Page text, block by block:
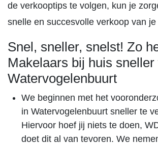
de verkooptips te volgen, kun je
snelle en succesvolle verkoop van
Snel, sneller, snelst! Zo
Makelaars bij huis sneller
Watervogelenbuurt
We beginnen met het
in Watervogelenbuurt sneller te
Hiervoor hoef jij niets te doen,
doet dit al van tevoren. We